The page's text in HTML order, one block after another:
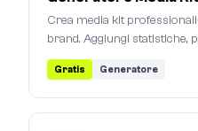
Crea media kit
brand. Aggiungi statistiche,
Gratis Generatore